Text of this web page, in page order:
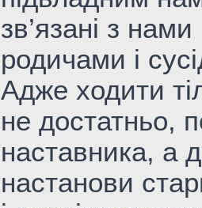
зв’язані з
родичами і
Адже ходити
не достатньо,
наставника, а
настанови